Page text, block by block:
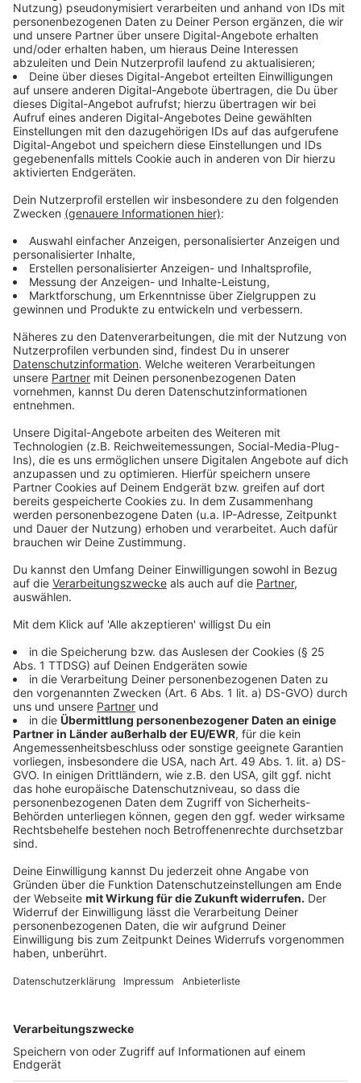
für das EBV-Gebäude, die Umgestaltung des
Bahnhofsvorplatzes zum ÖPNV-Knotenpunkt und eine
Aufwertung des Marktplatzes vor St. Katharina mit
Außengastronomie und Bäumen.
Auch für die Mehrzweckhalle am Bürgerhaus, den Park
am Ehrenmal und das Bestandsgebäude an der Grube
Langeberg, das zu einem Dokumentationszentrum
werden könnte, gibt es Pläne.
Hinzu kommen Optimierungsmaßnahmen wie eine
Verbesserung der Aufenthaltsqualität und eine
städtebauliche Aufwertung des Stadtteils durch
bessere (Rad-)Verkehrsverbindungen, due Schaffung
von mehr Nachversorgungsmöglichkeiten sowie Grün-
und Naherholungsflächen.
Bezirksregierung Köln eingereicht.
Anzeige
Weitere Ratsbeschlüsse in Herzogenrath:
Anzeige
IGELSCHUTZ: Der Stadtrat möchte Igel und
andere Kleintiere besser vor Mährobotern
schützen. Das hat der Rat der Stadt
Herzogenrath gestern beschlossen. Die
Stadtverwaltung soll sich nun bei der
StädteRegion Aachen dafür einsetzen, dass per
Allgemeinverfügung die nächtliche Nutzung von
Mährobotern im Stadtgebiet eingeschränkt wird.
Damit sollen Igel und andere Tiere in der Nacht
besser geschützt werden. Außerdem plant die
Stadt eine Informationskampagne, um auf die
Gefahren für Igel durch Mähroboter aufmerksam
zu machen.
EUROPASCHULE: Die Stadt Herzogenrath will
den C-Trakt der Europaschule Merkstein
umfassend energetisch sanieren und erweitern.
gestalten“, bei dem die Stadt nur fünf Prozent
der Kosten selbst tragen muss. Die Verwaltung
prüft nun alle Fördermöglichkeiten und stellt
demnächst erste Pläne vor. Auch andere
städtische Gebäude sollen auf Förderfähigkeit
überprüft werden.
©NABU/Krzysztof Wesolowski